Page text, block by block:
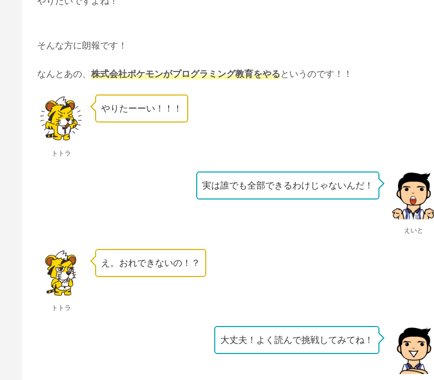
そんな方に朗報です！
なんとあの、 株式会社ポケモンがプログラミング教育をやるというのです！！
トトラ
やりたーーい！！！
えいと
実は誰でも全部できるわけじゃないんだ！
トトラ
え。おれできないの！？
大丈夫！よく読んで挑戦してみてね！